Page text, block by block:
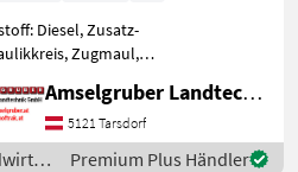
Diesel, Zusatz-
Zugmaul,
aus Holland!
bei Amselgruber
Amselgruber Landtechnik GmbH
5121 Tarsdorf
Premium Plus Händler